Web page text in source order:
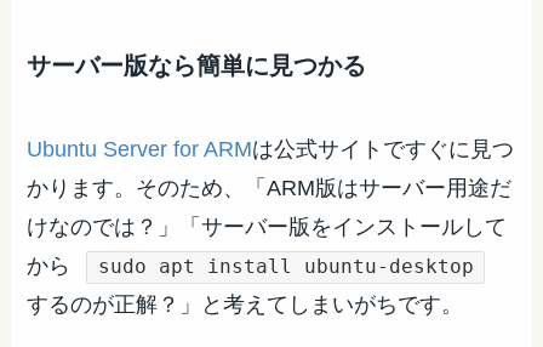
サーバー版なら簡単に見つかる
Ubuntu Server for ARMは公式サイトですぐに見つ
かります。そのため、「ARM版はサーバー用途だ
けなのでは？」「サーバー版をインストールして
から
sudo apt install ubuntu-desktop
するのが正解？」と考えてしまいがちです。